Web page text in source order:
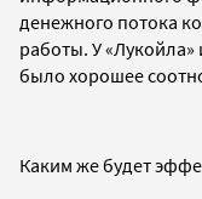
денежного потока
работы. У «Лукойла»
было хорошее
Каким же будет